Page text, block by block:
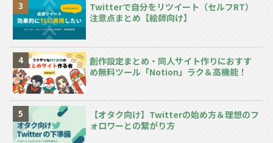
Twitterで自分をリツイート（セルフRT）
注意点まとめ【絵師向け】
創作設定まとめ・同人サイト作りにおすす
め無料ツール「Notion」ラク＆高機能！
【オタク向け】Twitterの始め方＆理想のフ
ォロワーとの繋がり方